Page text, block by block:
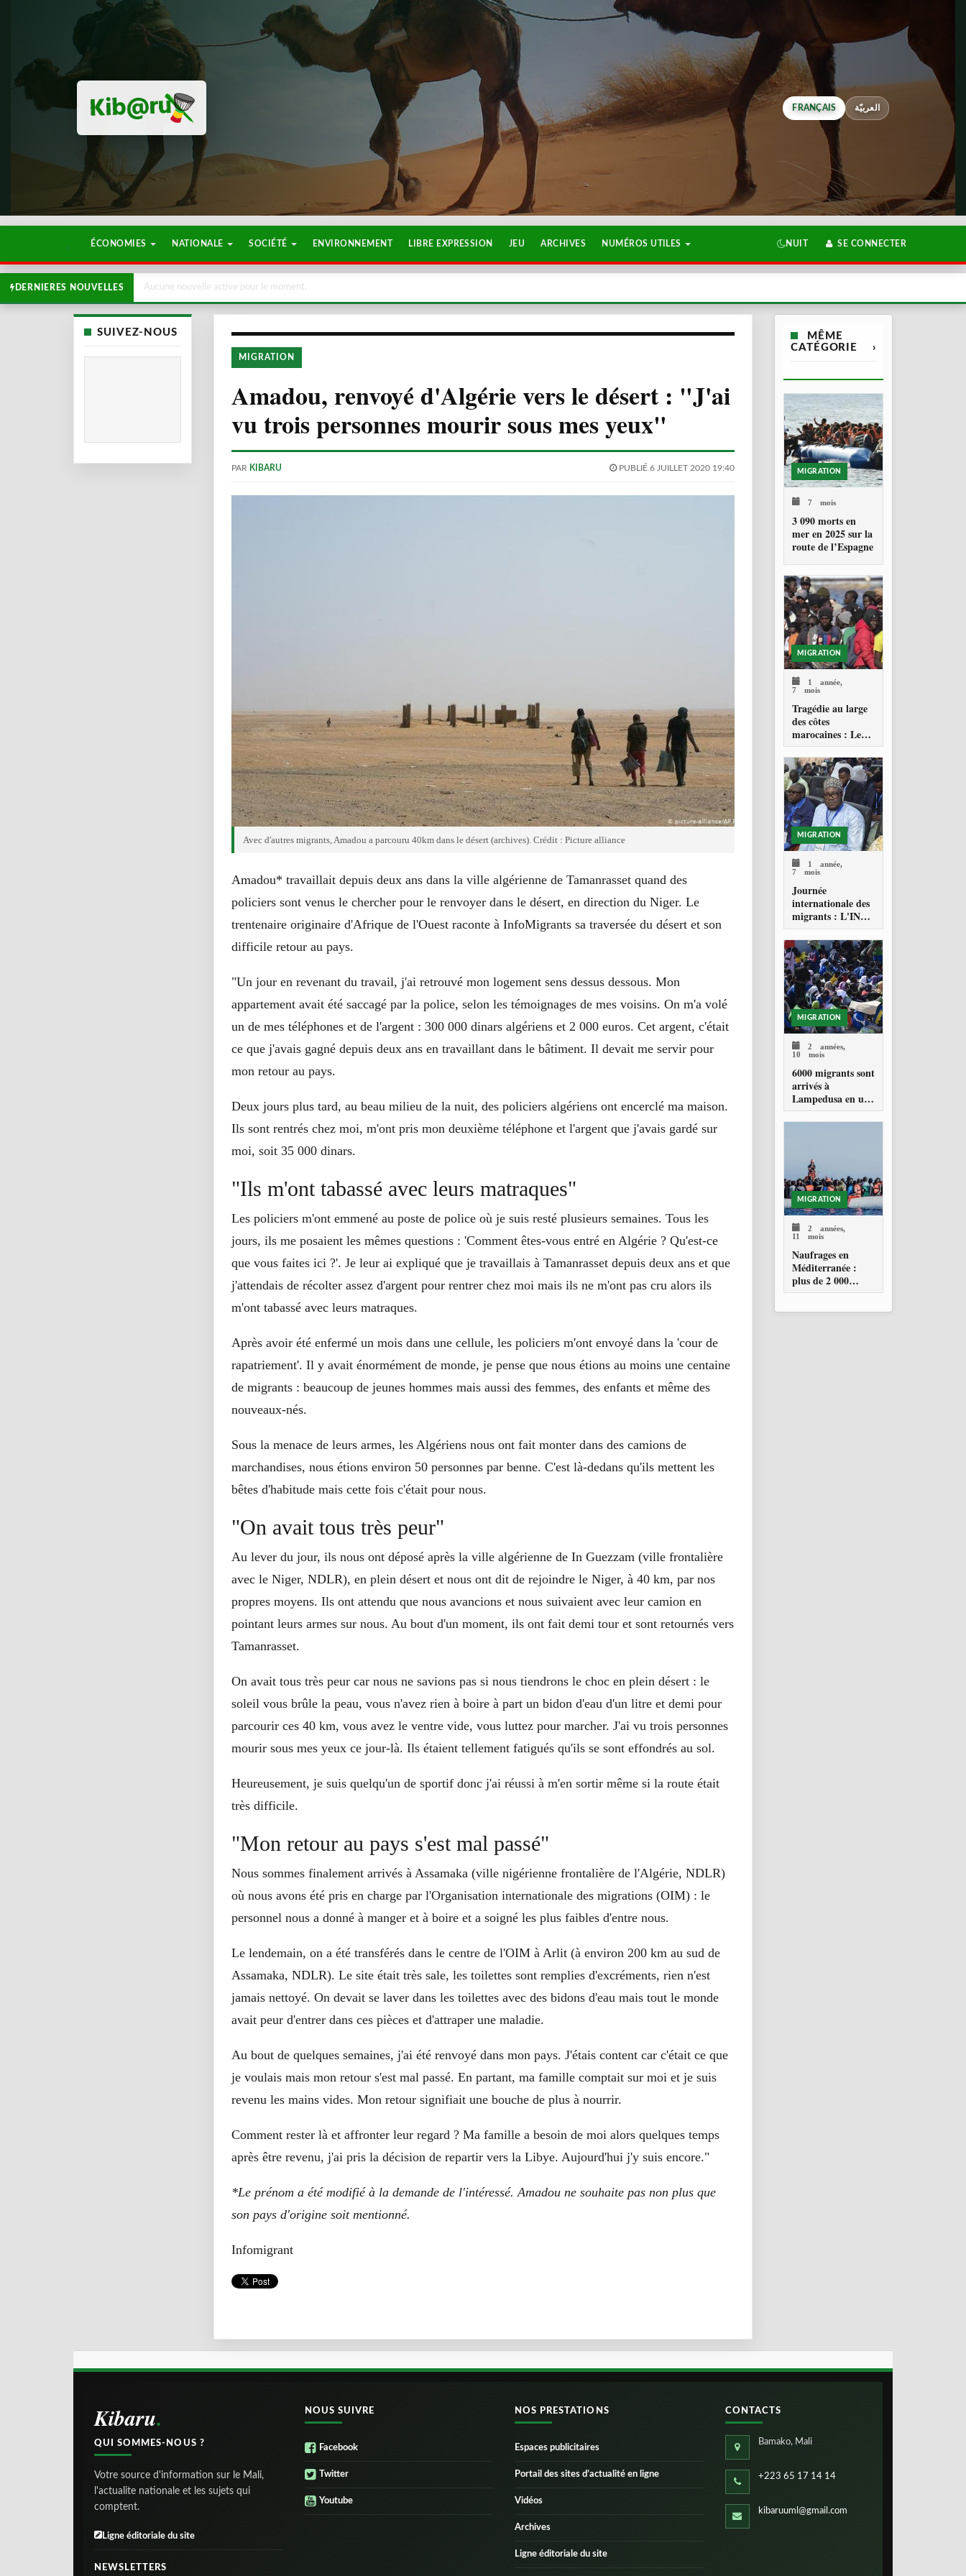
FRANÇAIS العربيّة
ÉCONOMIES NATIONALE SOCIÉTÉ ENVIRONNEMENT LIBRE EXPRESSION JEU ARCHIVES NUMÉROS UTILES NUIT SE CONNECTER
DERNIERES NOUVELLES Aucune nouvelle active pour le moment.
SUIVEZ-NOUS
MIGRATION
Amadou, renvoyé d'Algérie vers le désert : "J'ai
vu trois personnes mourir sous mes yeux"
PAR KIBARU PUBLIÉ 6 JUILLET 2020 19:40
Avec d'autres migrants, Amadou a parcouru 40km dans le désert (archives). Crédit : Picture alliance
Amadou* travaillait depuis deux ans dans la ville algérienne de Tamanrasset quand des
policiers sont venus le chercher pour le renvoyer dans le désert, en direction du Niger. Le
trentenaire originaire d'Afrique de l'Ouest raconte à InfoMigrants sa traversée du désert et son
difficile retour au pays.
"Un jour en revenant du travail, j'ai retrouvé mon logement sens dessus dessous. Mon
appartement avait été saccagé par la police, selon les témoignages de mes voisins. On m'a volé
un de mes téléphones et de l'argent : 300 000 dinars algériens et 2 000 euros. Cet argent, c'était
ce que j'avais gagné depuis deux ans en travaillant dans le bâtiment. Il devait me servir pour
mon retour au pays.
Deux jours plus tard, au beau milieu de la nuit, des policiers algériens ont encerclé ma maison.
Ils sont rentrés chez moi, m'ont pris mon deuxième téléphone et l'argent que j'avais gardé sur
moi, soit 35 000 dinars.
"Ils m'ont tabassé avec leurs matraques"
Les policiers m'ont emmené au poste de police où je suis resté plusieurs semaines. Tous les
jours, ils me posaient les mêmes questions : 'Comment êtes-vous entré en Algérie ? Qu'est-ce
que vous faites ici ?'. Je leur ai expliqué que je travaillais à Tamanrasset depuis deux ans et que
j'attendais de récolter assez d'argent pour rentrer chez moi mais ils ne m'ont pas cru alors ils
m'ont tabassé avec leurs matraques.
Après avoir été enfermé un mois dans une cellule, les policiers m'ont envoyé dans la 'cour de
rapatriement'. Il y avait énormément de monde, je pense que nous étions au moins une centaine
de migrants : beaucoup de jeunes hommes mais aussi des femmes, des enfants et même des
nouveaux-nés.
Sous la menace de leurs armes, les Algériens nous ont fait monter dans des camions de
marchandises, nous étions environ 50 personnes par benne. C'est là-dedans qu'ils mettent les
bêtes d'habitude mais cette fois c'était pour nous.
"On avait tous très peur"
Au lever du jour, ils nous ont déposé après la ville algérienne de In Guezzam (ville frontalière
avec le Niger, NDLR), en plein désert et nous ont dit de rejoindre le Niger, à 40 km, par nos
propres moyens. Ils ont attendu que nous avancions et nous suivaient avec leur camion en
pointant leurs armes sur nous. Au bout d'un moment, ils ont fait demi tour et sont retournés vers
Tamanrasset.
On avait tous très peur car nous ne savions pas si nous tiendrons le choc en plein désert : le
soleil vous brûle la peau, vous n'avez rien à boire à part un bidon d'eau d'un litre et demi pour
parcourir ces 40 km, vous avez le ventre vide, vous luttez pour marcher. J'ai vu trois personnes
mourir sous mes yeux ce jour-là. Ils étaient tellement fatigués qu'ils se sont effondrés au sol.
Heureusement, je suis quelqu'un de sportif donc j'ai réussi à m'en sortir même si la route était
très difficile.
"Mon retour au pays s'est mal passé"
Nous sommes finalement arrivés à Assamaka (ville nigérienne frontalière de l'Algérie, NDLR)
où nous avons été pris en charge par l'Organisation internationale des migrations (OIM) : le
personnel nous a donné à manger et à boire et a soigné les plus faibles d'entre nous.
Le lendemain, on a été transférés dans le centre de l'OIM à Arlit (à environ 200 km au sud de
Assamaka, NDLR). Le site était très sale, les toilettes sont remplies d'excréments, rien n'est
jamais nettoyé. On devait se laver dans les toilettes avec des bidons d'eau mais tout le monde
avait peur d'entrer dans ces pièces et d'attraper une maladie.
Au bout de quelques semaines, j'ai été renvoyé dans mon pays. J'étais content car c'était ce que
je voulais mais mon retour s'est mal passé. En partant, ma famille comptait sur moi et je suis
revenu les mains vides. Mon retour signifiait une bouche de plus à nourrir.
Comment rester là et affronter leur regard ? Ma famille a besoin de moi alors quelques temps
après être revenu, j'ai pris la décision de repartir vers la Libye. Aujourd'hui j'y suis encore."
*Le prénom a été modifié à la demande de l'intéressé. Amadou ne souhaite pas non plus que
son pays d'origine soit mentionné.
Infomigrant
MÊME
CATÉGORIE
›
MIGRATION
7 mois
3 090 morts en
mer en 2025 sur la
route de l’Espagne
MIGRATION
1 année,
7 mois
Tragédie au large
des côtes
marocaines : Le
drame de la
migration
clandestine vers les
Canaries
MIGRATION
1 année,
7 mois
Journée
internationale des
migrants : L'INPS
PRÉSENT POUR
RÉAFFIRMER
SON
ENGAGEMENT
EN MATIÈRE DE
PROTECTION
DES PERSONNES
MIGRATION
2 années,
10 mois
6000 migrants sont
arrivés à
Lampedusa en une
seule journée
MIGRATION
2 années,
11 mois
Naufrages en
Méditerranée :
plus de 2 000
hommes, femmes
Kibaru
QUI SOMMES-NOUS ?
Votre source d'information sur le Mali,
l'actualite nationale et les sujets qui
comptent.
Ligne éditoriale du site
NEWSLETTERS
NOUS SUIVRE
Facebook
Twitter
Youtube
NOS PRESTATIONS
Espaces publicitaires
Portail des sites d’actualité en ligne
Vidéos
Archives
Ligne éditoriale du site
CONTACTS
Bamako, Mali
+223 65 17 14 14
kibaruuml@gmail.com